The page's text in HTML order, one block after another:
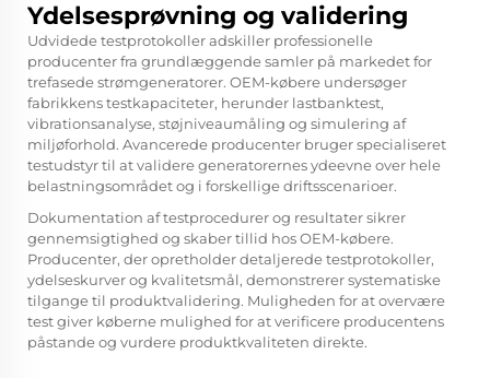
Ydelsesprøvning og validering
Udvidede testprotokoller adskiller professionelle
producenter fra grundlæggende samler på markedet for
trefasede strømgeneratorer. OEM-købere undersøger
fabrikkens testkapaciteter, herunder lastbanktest,
vibrationsanalyse, støjniveaumåling og simulering af
miljøforhold. Avancerede producenter bruger specialiseret
testudstyr til at validere generatorernes ydeevne over hele
belastningsområdet og i forskellige driftsscenarioer.
Dokumentation af testprocedurer og resultater sikrer
gennemsigtighed og skaber tillid hos OEM-købere.
Producenter, der opretholder detaljerede testprotokoller,
ydelseskurver og kvalitetsmål, demonstrerer systematiske
tilgange til produktvalidering. Muligheden for at overvære
test giver køberne mulighed for at verificere producentens
påstande og vurdere produktkvaliteten direkte.